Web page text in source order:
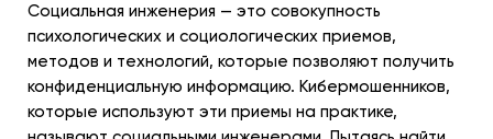
Социальная инженерия — это совокупность
психологических и социологических приемов,
методов и технологий, которые позволяют получить
конфиденциальную информацию. Кибермошенников,
которые используют эти приемы на практике,